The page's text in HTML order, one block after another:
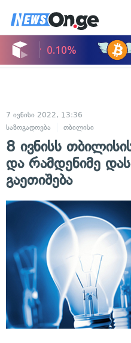
7 ივნისი 2022, 13:36
საზოგადოება
თბილისი
8 ივნისს
და რამდენიმე
გაეთიშება